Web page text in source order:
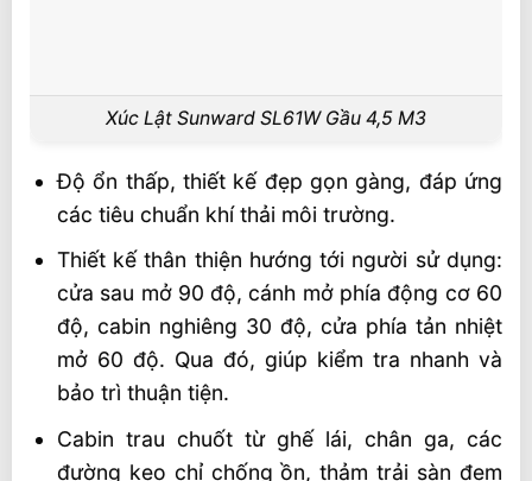
Xúc Lật Sunward SL61W Gầu 4,5 M3
Độ ổn thấp, thiết kế đẹp gọn gàng, đáp ứng
các tiêu chuẩn khí thải môi trường.
Thiết kế thân thiện hướng tới người sử dụng:
cửa sau mở 90 độ, cánh mở phía động cơ 60
độ, cabin nghiêng 30 độ, cửa phía tản nhiệt
mở 60 độ. Qua đó, giúp kiểm tra nhanh và
bảo trì thuận tiện.
Cabin trau chuốt từ ghế lái, chân ga, các
đường keo chỉ chống ồn, thảm trải sàn đem